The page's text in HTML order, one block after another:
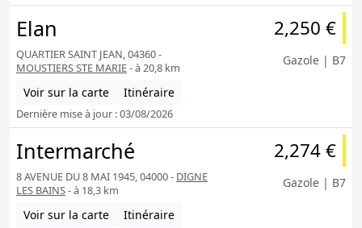
Elan
QUARTIER SAINT JEAN, 04360 -
MOUSTIERS STE MARIE- à 20,8 km
Voir sur la carte Itinéraire
Dernière mise à jour : 03/08/2026
2,250 €
Gazole | B7
Intermarché
8 AVENUE DU 8 MAI 1945, 04000 - DIGNE
LES BAINS- à 18,3 km
Voir sur la carte Itinéraire
2,274 €
Gazole | B7